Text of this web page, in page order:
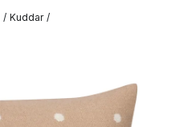
/ Kuddar /